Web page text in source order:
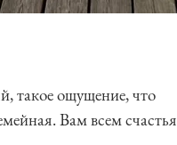
такое ощущение, что
Вам всем счастья